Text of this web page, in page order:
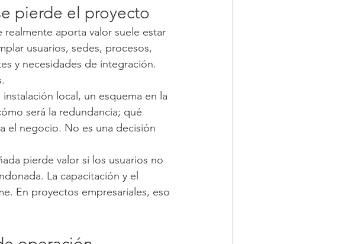
pierde el proyecto
aporta valor suele estar
usuarios, sedes, procesos,
y necesidades de integración.
local, un esquema en la
será la redundancia; qué
el negocio. No es una decisión
pierde valor si los usuarios no
La capacitación y el
En proyectos empresariales, eso